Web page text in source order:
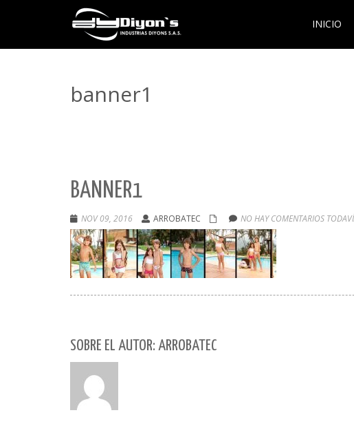
INICIO
banner1
BANNER1
NOV 09, 2016 ARROBATEC NO HAY COMENTARIOS
SOBRE EL AUTOR: ARROBATEC